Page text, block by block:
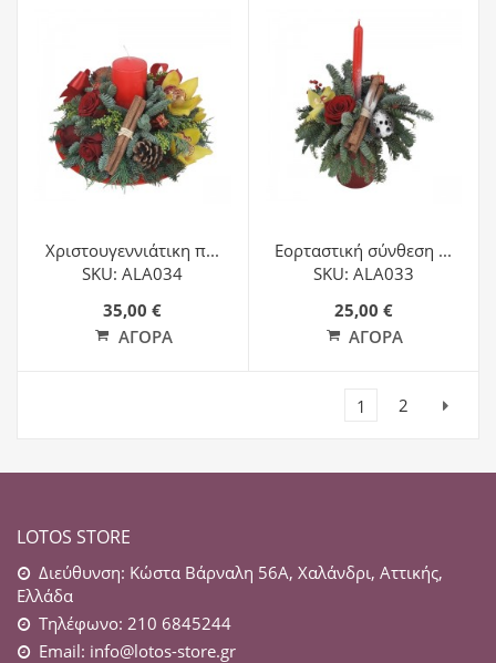
Χριστουγεννιάτικη π...
SKU: ALA034
35,00 €
ΑΓΟΡΆ
Εορταστική σύνθεση ...
SKU: ALA033
25,00 €
ΑΓΟΡΆ
1
2
LOTOS STORE
Διεύθυνση: Κώστα Βάρναλη 56Α, Χαλάνδρι, Αττικής,
Ελλάδα
Τηλέφωνο: 210 6845244
Email: info@lotos-store.gr